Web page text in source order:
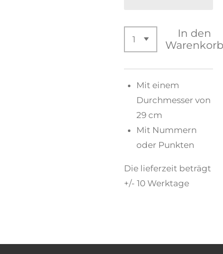
In den
Mit einem
Durchmesser von
29 cm
Mit Nummern
oder Punkten
Die lieferzeit beträgt
+/- 10 Werktage